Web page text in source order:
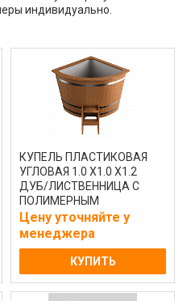
КУПЕЛЬ ПЛАСТИКОВАЯ
УГЛОВАЯ 1.0 Х1.0 Х1.2
ДУБ/ЛИСТВЕННИЦА С
ПОЛИМЕРНЫМ
ПОКРЫТИЕМ
Цену уточняйте у
менеджера
КУПИТЬ
индивидуально.